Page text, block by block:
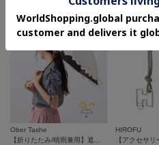
Ober Tashe
【折りたたみ/晴雨兼用】遮光率100％！ワンタッチ開閉 フリル折りたたみ日傘
HIROFU